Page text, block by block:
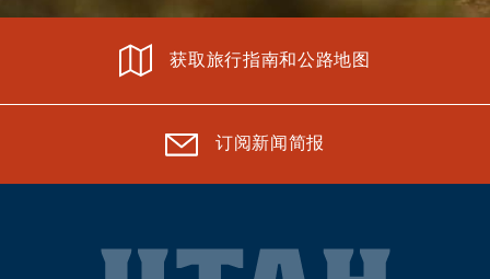
获取旅行指南和公路地图
订阅新闻简报